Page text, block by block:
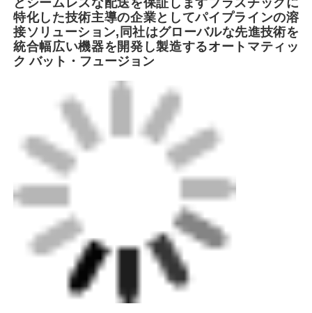
特化した技術主導の企業としてパイプラインの溶
接ソリューション,同社はグローバルな先進技術を
統合幅広い機器を開発し製造するオートマティッ
ク バット・フュージョン